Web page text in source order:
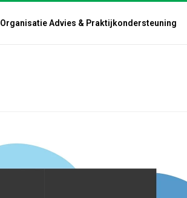
Organisatie Advies & Praktijkondersteuning